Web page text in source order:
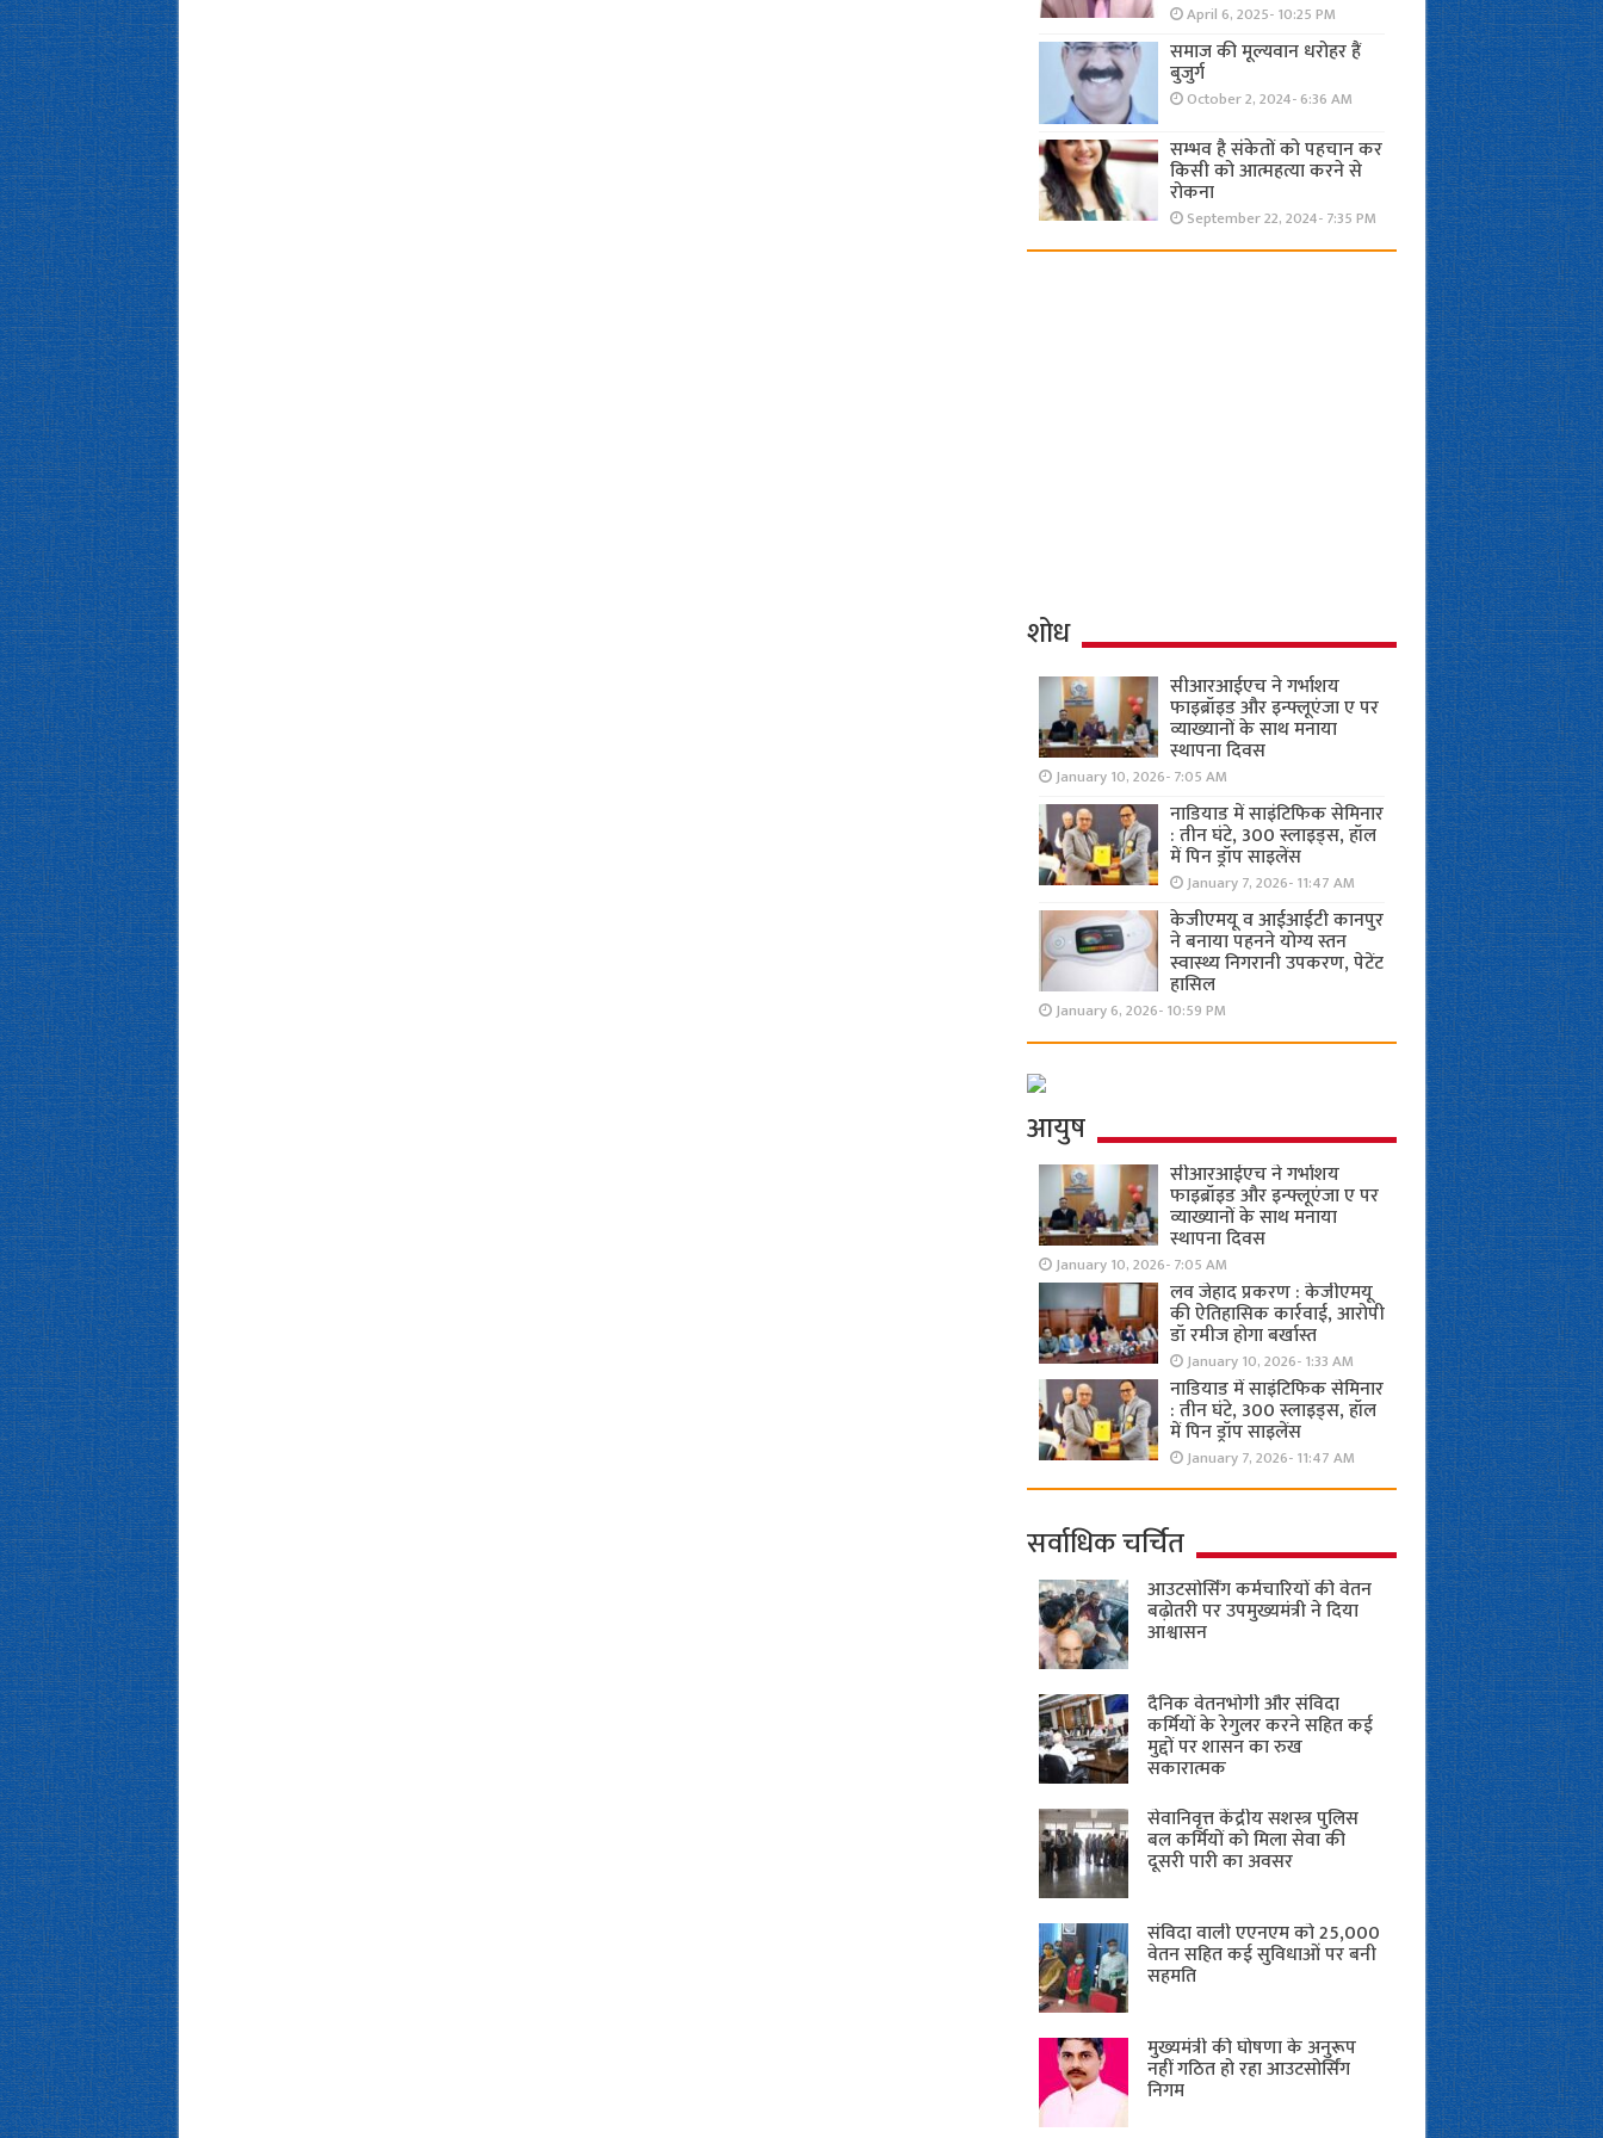
April 6, 2025- 10:25 PM
समाज की मूल्यवान धरोहर हैं
बुजुर्ग
October 2, 2024- 6:36 AM
सम्भव है संकेतों को पहचान कर
किसी को आत्महत्या करने से
रोकना
September 22, 2024- 7:35 PM
शोध
सीआरआईएच ने गर्भाशय
फाइब्रॉइड और इन्फ्लूएंजा ए पर
व्याख्यानों के साथ मनाया
स्थापना दिवस
January 10, 2026- 7:05 AM
नाडियाड में साइंटिफिक सेमिनार
: तीन घंटे, 300 स्लाइड्स, हॉल
में पिन ड्रॉप साइलेंस
January 7, 2026- 11:47 AM
केजीएमयू व आईआईटी कानपुर
ने बनाया पहनने योग्य स्तन
स्वास्थ्य निगरानी उपकरण, पेटेंट
हासिल
January 6, 2026- 10:59 PM
आयुष
सीआरआईएच ने गर्भाशय
फाइब्रॉइड और इन्फ्लूएंजा ए पर
व्याख्यानों के साथ मनाया
स्थापना दिवस
January 10, 2026- 7:05 AM
लव जेहाद प्रकरण : केजीएमयू
की ऐतिहासिक कार्रवाई, आरोपी
डॉ रमीज होगा बर्खास्त
January 10, 2026- 1:33 AM
नाडियाड में साइंटिफिक सेमिनार
: तीन घंटे, 300 स्लाइड्स, हॉल
में पिन ड्रॉप साइलेंस
January 7, 2026- 11:47 AM
सर्वाधिक चर्चित
आउटसोर्सिंग कर्मचारियों की वेतन
बढ़ोतरी पर उपमुख्यमंत्री ने दिया
आश्वासन
दैनिक वेतनभोगी और संविदा
कर्मियों के रेगुलर करने सहित कई
मुद्दों पर शासन का रुख
सकारात्मक
सेवानिवृत्त केंद्रीय सशस्त्र पुलिस
बल ​कर्मियों को मिला सेवा की
दूसरी पारी का अवसर
संविदा वाली एएनएम को 25,000
वेतन सहित कई सुविधाओं पर बनी
सहमति
मुख्यमंत्री की घोषणा के अनुरूप
नहीं गठित हो रहा आउटसोर्सिंग
निगम